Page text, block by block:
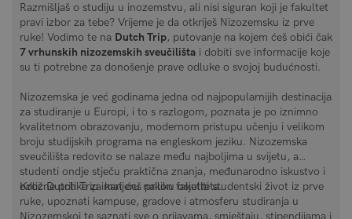
Razmišljaš o studiju u inozemstvu, ali nisi siguran koji je fakultet
pravi izbor za tebe? Vrijeme je da otkriješ Nizozemsku iz prve
ruke! Vodimo te na Dutch Trip, putovanje na kojem ćeš obići čak
7 vrhunskih nizozemskih sveučilišta i dobiti sve informacije koje
su ti potrebne za donošenje prave odluke o svojoj budućnosti.
Nizozemska je već godinama jedna od najpopularnijih destinacija
za studiranje u Europi, i to s razlogom, poznata je po iznimno
kvalitetnom obrazovanju, modernom pristupu učenju i velikom
broju studijskih programa na engleskom jeziku. Nizozemska
sveučilišta redovito se nalaze među najboljima u svijetu, a
studenti ondje stječu praktična znanja, međunarodno iskustvo i
odlične prilike za karijeru nakon fakulteta.
Kroz Dutch Trip imat ćeš priliku osjetiti studentski život iz prve
ruke, upoznati kampuse, gradove i atmosferu studiranja u